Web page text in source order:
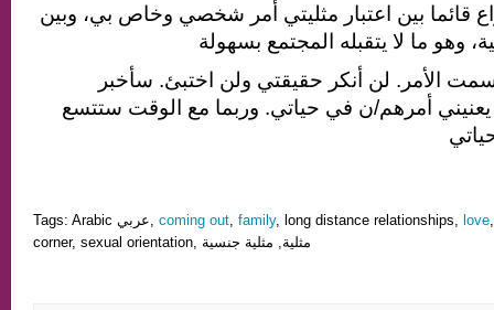
قائما بين اعتبار مثليتي أمر شخصي وخاص بي، وبين
الأمر. لن أنكر حقيقتي ولن اختبئ. سأخبر
أمرهم/ن في حياتي. وربما مع الوقت ستتسع
Tags: Arabic عربي, coming out, family, long distance relationships, love
corner, sexual orientation, مثلية, مثلية جنسية